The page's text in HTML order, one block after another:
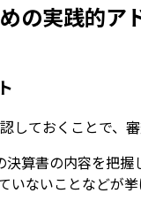
の実践的ア
しておくことで、
算書の内容を把
いないことなどが